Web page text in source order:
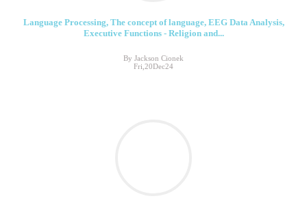
Language Processing, The concept of language, EEG Data Analysis,
Executive Functions - Religion and...
By Jackson Cionek
Fri,20Dec24